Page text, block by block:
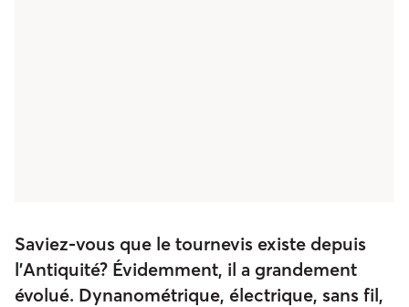
Saviez-vous que le tournevis existe depuis
l’Antiquité? Évidemment, il a grandement
évolué. Dynanométrique, électrique, sans fil,